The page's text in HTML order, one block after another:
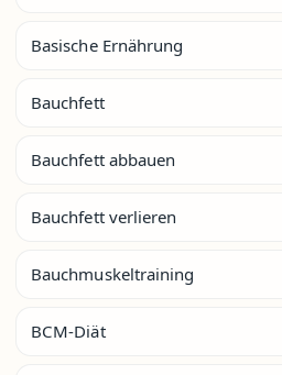
Basische Ernährung
Bauchfett
Bauchfett abbauen
Bauchfett verlieren
Bauchmuskeltraining
BCM-Diät